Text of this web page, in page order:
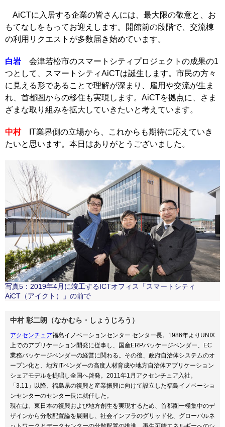
AiCTに入居する企業の皆さんには、最大限の敬意と、お
もてなしをもってお迎えします。開館前の段階で、交流棟
の利用リクエストが多数届き始めています。
白岩 会津若松市のスマートシティプロジェクトの成果の1
つとして、スマートシティAiCTは誕生します。市民の方々
に見える形であることで理解が深まり、雇用や交流が生ま
れ、首都圏からの移住も実現します。AiCTを拠点に、さま
ざまな取り組みを拡大していきたいと考えています。
中村IT業界側の立場から、これからも期待に応えていき
たいと思います。本日はありがとうございました。
写真5：2019年4月に竣工するICTオフィス「スマートシティ
AiCT（アイクト）」の前で
中村 彰二朗（なかむら・しょうじろう）
アクセンチュア福島イノベーションセンター センター長。1986年よりUNIX
上でのアプリケーション開発に従事し、国産ERPパッケージベンダー、EC
業務パッケージベンダーの経営に関わる。その後、政府自治体システムのオ
ープン化と、地方ITベンダーの高度人材育成や地方自治体アプリケーション
シェアモデルを提唱し全国へ啓発。2011年1月アクセンチュア入社。
「3.11」以降、福島県の復興と産業振興に向けて設立した福島イノベーショ
ンセンターのセンター長に就任した。
現在は、東日本の復興および地方創生を実現するため、首都圏一極集中のデ
ザインから分散配置論を展開し、社会インフラのグリッド化、グローバルネ